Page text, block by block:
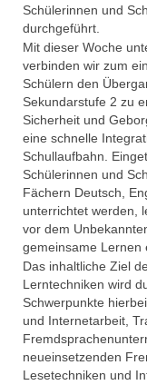
Schülerinnen und
durchgeführt.
Mit dieser Woche
verbinden wir zum
Schülern den
Sekundarstufe 2 zu
Sicherheit und
eine schnelle
Schullaufbahn.
Schülerinnen und
Fächern Deutsch,
unterrichtet werden,
vor dem
gemeinsame Lernen
Das inhaltliche Ziel
Lerntechniken wird
Schwerpunkte
und Internetarbeit,
neueinsetzenden
Lesetechniken und